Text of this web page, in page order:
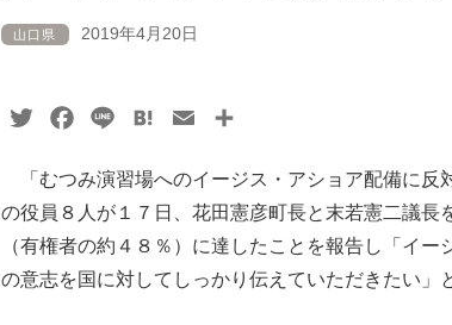
山口県 2019年4月20日
TwitterFacebook
Line HatenaEmail
「むつみ演習場へのイージス・アショア配備に反
の役員８人が１７日、花田憲彦町長と末若憲二議長
（有権者の約４８％）に達したことを報告し「イ
の意志を国に対してしっかり伝えていただきたい」